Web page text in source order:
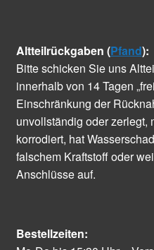
Altteilrückgaben (Pfand):
Bitte schicken Sie uns
innerhalb von 14 Tagen
Einschränkung der
unvollständig oder zerlegt,
korrodiert, hat
falschem Kraftstoff oder
Anschlüsse auf.
Bestellzeiten: